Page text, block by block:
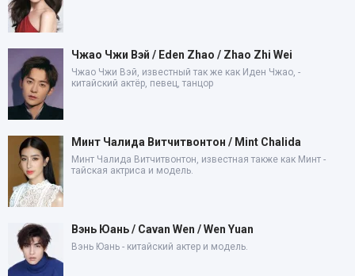
Чжао Чжи Вэй / Eden Zhao / Zhao Zhi Wei
Чжао Чжи Вэй, известный так же как Иден Чжао, -
китайский актёр, певец, танцор
Минт Чалида Витчитвонтон / Mint Chalida
Минт Чалида Витчитвонтон, известная также как Минт -
тайская актриса и модель.
Вэнь Юань / Cavan Wen / Wen Yuan
Вэнь Юань - китайский актер и модель.